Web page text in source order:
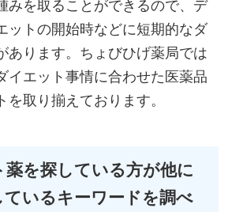
みを取ることができるので、デ
ットの開始時などに短期的なダ
あります。ちょびひげ薬局では
イエット事情に合わせた医薬品
を取り揃えております。
薬を探している方が他に
ているキーワードを調べ